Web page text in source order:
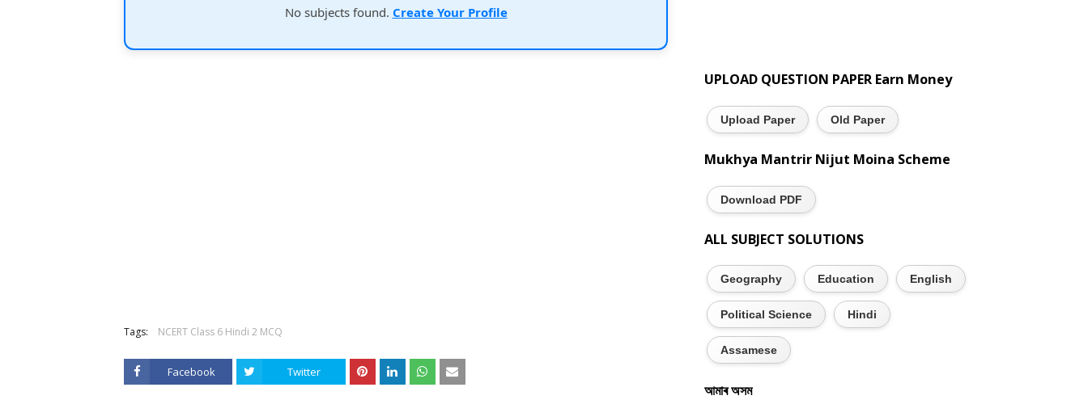
No subjects found. Create Your Profile
Tags: NCERT Class 6 Hindi 2 MCQ
Facebook Twitter
UPLOAD QUESTION PAPER Earn Money
Upload Paper Old Paper
Mukhya Mantrir Nijut Moina Scheme
Download PDF
ALL SUBJECT SOLUTIONS
Geography Education English
Political Science Hindi
Assamese
আমাৰ অসম